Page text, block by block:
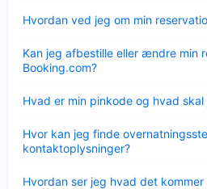
Hvordan ved jeg om min
Kan jeg afbestille eller ændre min
Booking.com?
Hvad er min pinkode og hvad
Hvor kan jeg finde
kontaktoplysninger?
Hvordan ser jeg hvad det